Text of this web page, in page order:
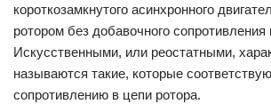
короткозамкнутого асинхронного
ротором без добавочного сопротивления
Искусственными, или реостатными,
называются такие, которые
сопротивлению в цепи ротора.